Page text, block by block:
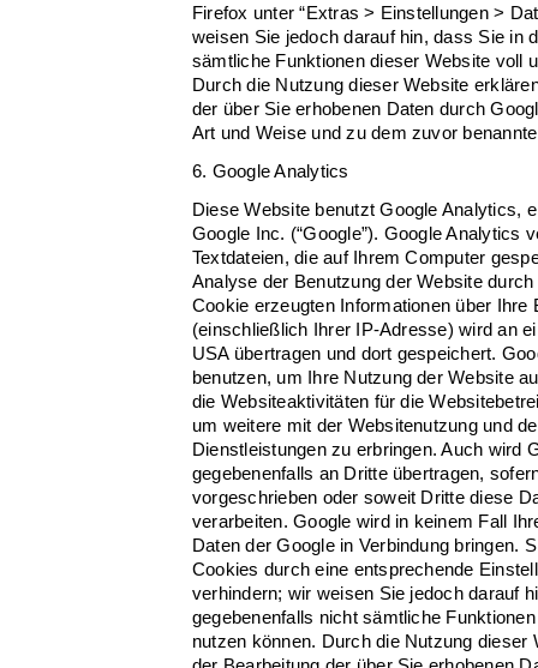
Firefox unter “Extras > Einstellungen >
weisen Sie jedoch darauf hin, dass Sie in
sämtliche Funktionen dieser Website voll
Durch die Nutzung dieser Website
der über Sie erhobenen Daten durch
Art und Weise und zu dem zuvor
6. Google Analytics
Diese Website benutzt Google Analytics,
Google Inc. (“Google”). Google Analytics
Textdateien, die auf Ihrem Computer
Analyse der Benutzung der Website
Cookie erzeugten Informationen über Ihre
(einschließlich Ihrer IP-Adresse) wird an
USA übertragen und dort gespeichert.
benutzen, um Ihre Nutzung der Website
die Websiteaktivitäten für die
um weitere mit der Websitenutzung und
Dienstleistungen zu erbringen. Auch wird
gegebenenfalls an Dritte übertragen,
vorgeschrieben oder soweit Dritte diese
verarbeiten. Google wird in keinem Fall
Daten der Google in Verbindung bringen.
Cookies durch eine entsprechende
verhindern; wir weisen Sie jedoch darauf
gegebenenfalls nicht sämtliche
nutzen können. Durch die Nutzung dieser